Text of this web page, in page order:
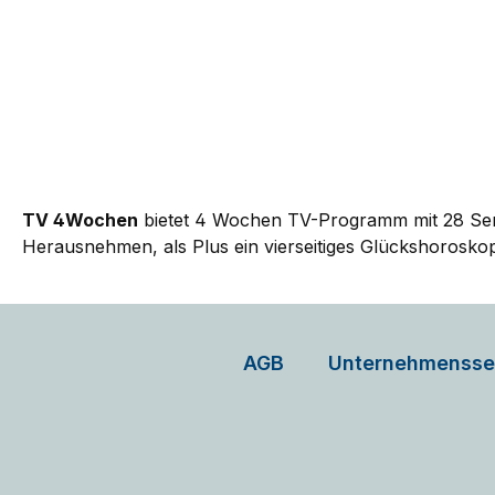
TV 4Wochen bietet 4 Wochen TV-Programm mit 28
Herausnehmen, als Plus ein vierseitiges
AGB